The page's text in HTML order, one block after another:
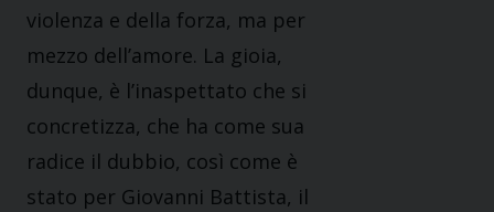
violenza e della forza, ma per
mezzo dell’amore. La gioia,
dunque, è l’inaspettato che si
concretizza, che ha come sua
radice il dubbio, così come è
stato per Giovanni Battista, il